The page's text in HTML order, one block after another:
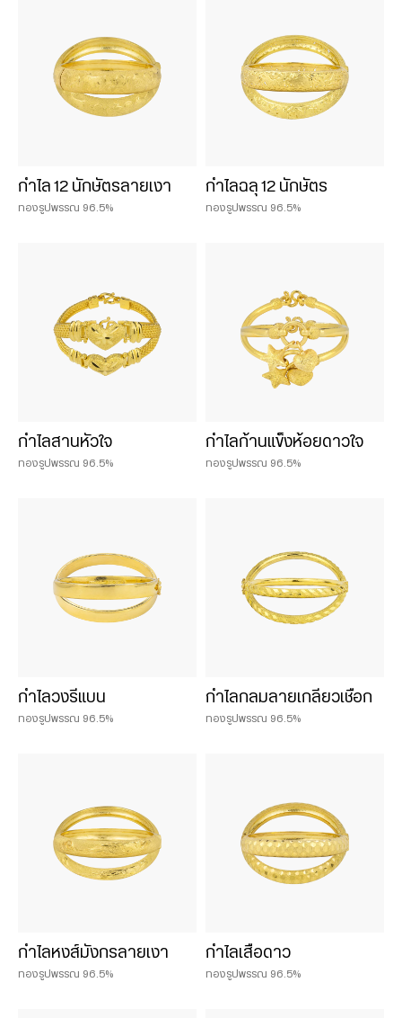
น้ำหนักสินค้า
0.50 บาท
1 บาท
กำไล 12 นักษัตรลายเงา
ทองรูปพรรณ 96.5%
กำไลฉลุ 12 นักษัตร
ทองรูปพรรณ 96.5%
กำไลสานหัวใจ
ทองรูปพรรณ 96.5%
กำไลก้านแข็งห้อยดาวใจ
ทองรูปพรรณ 96.5%
กำไลวงรีแบน
ทองรูปพรรณ 96.5%
กำไลกลมลายเกลียวเชือก
ทองรูปพรรณ 96.5%
กำไลหงส์มังกรลายเงา
ทองรูปพรรณ 96.5%
กำไลเสือดาว
ทองรูปพรรณ 96.5%